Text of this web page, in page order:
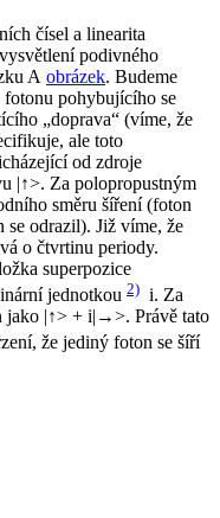
čísel a linearita
podivného
A obrázek. Budeme
pohybujícího se
„doprava“ (víme, že
ale toto
od zdroje
|↑>. Za polopropustným
směru šíření (foton
se odrazil). Již víme, že
o čtvrtinu periody.
superpozice
jednotkou 2) i. Za
jako |↑> + i|→>. Právě tato
že jediný foton se šíří